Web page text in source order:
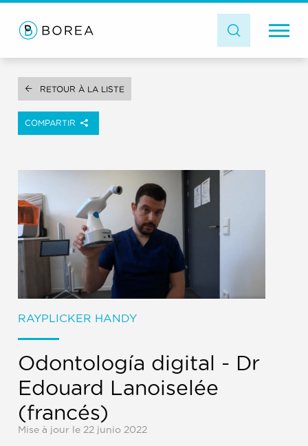
RETOUR À LA LISTE
COMPARTIR
RAYPLICKER HANDY
Odontología digital - Dr
Edouard Lanoiselée
(francés)
Mise à jour le 22 junio 2022